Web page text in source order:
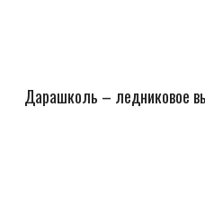
Дарашколь – ледниковое